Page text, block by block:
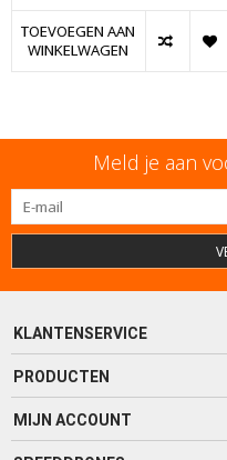
TOEVOEGEN AAN
WINKELWAGEN
Meld je aan
KLANTENSERVICE
PRODUCTEN
MIJN ACCOUNT